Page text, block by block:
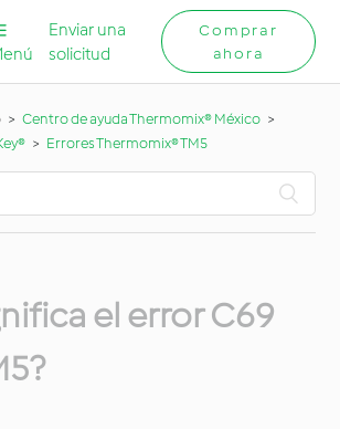
Enviar una
solicitud
Comprar
ahora
Centro de ayuda Thermomix® México
Errores Thermomix® TM5
el error C69